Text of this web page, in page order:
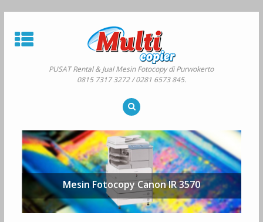
to
content
PUSAT Rental & Jual Mesin Fotocopy di Purwokerto
0815 7317 3272 / 0281 6573 845.
Mesin Fotocopy Canon IR 3570